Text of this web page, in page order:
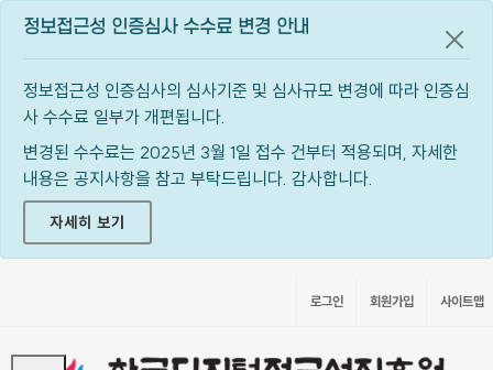
정보접근성 인증심사 수수료 변경 안내
정보접근성 인증심사의 심사기준 및 심사규모 변경에 따라 인증심
사 수수료 일부가 개편됩니다.
변경된 수수료는 2025년 3월 1일 접수 건부터 적용되며, 자세한
내용은 공지사항을 참고 부탁드립니다. 감사합니다.
자세히 보기
공지
로그인 회원가입 사이트맵